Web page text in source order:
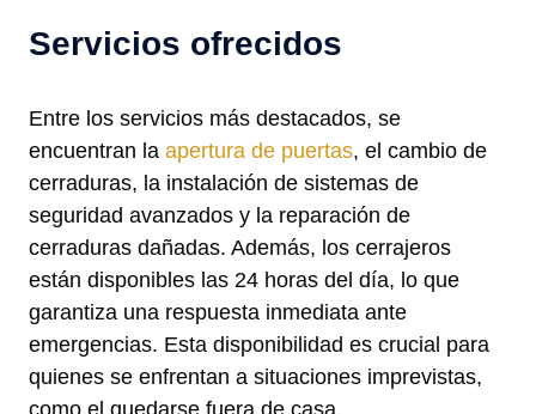
Servicios ofrecidos
Entre los servicios más destacados, se
encuentran la apertura de puertas, el cambio de
cerraduras, la instalación de sistemas de
seguridad avanzados y la reparación de
cerraduras dañadas. Además, los cerrajeros
están disponibles las 24 horas del día, lo que
garantiza una respuesta inmediata ante
emergencias. Esta disponibilidad es crucial para
quienes se enfrentan a situaciones imprevistas,